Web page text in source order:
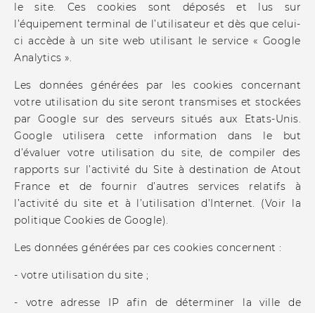
le site. Ces cookies sont déposés et lus sur
l’équipement terminal de l’utilisateur et dès que celui-
ci accède à un site web utilisant le service « Google
Analytics ».
Les données générées par les cookies concernant
votre utilisation du site seront transmises et stockées
par Google sur des serveurs situés aux Etats-Unis.
Google utilisera cette information dans le but
d’évaluer votre utilisation du site, de compiler des
rapports sur l’activité du Site à destination de Atout
France et de fournir d’autres services relatifs à
l’activité du site et à l’utilisation d’Internet. (Voir la
politique Cookies de Google).
Les données générées par ces cookies concernent :
- votre utilisation du site ;
- votre adresse IP afin de déterminer la ville de